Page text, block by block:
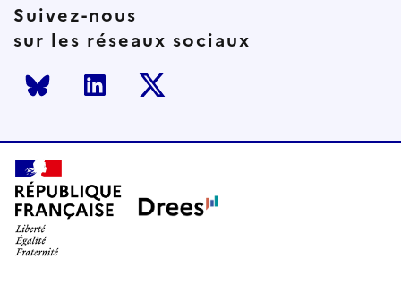
Suivez-nous
sur les réseaux sociaux
Bluesky LinkedInTwitter